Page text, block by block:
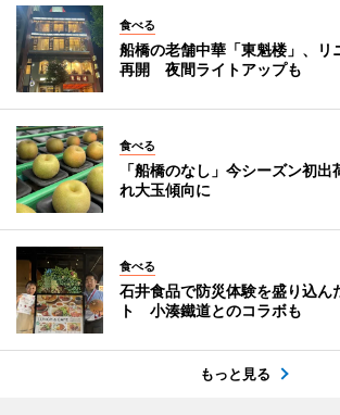
食べる
船橋の老舗中華「東魁楼」、リ
再開 夜間ライトアップも
食べる
「船橋のなし」今シーズン初
れ大玉傾向に
食べる
石井食品で防災体験を盛り込ん
ト 小湊鐵道とのコラボも
もっと見る